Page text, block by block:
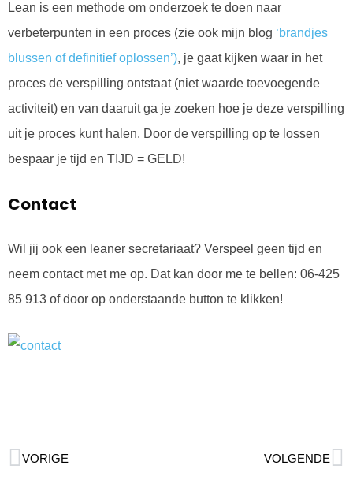
Lean is een methode om onderzoek te doen naar
verbeterpunten in een proces (zie ook mijn blog ‘brandjes
blussen of definitief oplossen’), je gaat kijken waar in het
proces de verspilling ontstaat (niet waarde toevoegende
activiteit) en van daaruit ga je zoeken hoe je deze verspilling
uit je proces kunt halen. Door de verspilling op te lossen
bespaar je tijd en TIJD = GELD!
Contact
Wil jij ook een leaner secretariaat? Verspeel geen tijd en
neem contact met me op. Dat kan door me te bellen: 06-425
85 913 of door op onderstaande button te klikken!
VORIGE VOLGENDE